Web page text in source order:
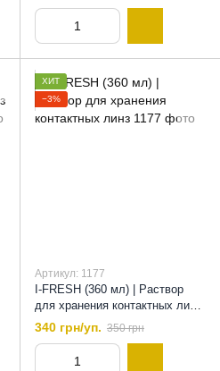
ХИТ
−3%
Артикул: 1177
I-FRESH (360 мл) | Раствор
для хранения контактных линз,
360 мл
340 грн/уп. 350 грн